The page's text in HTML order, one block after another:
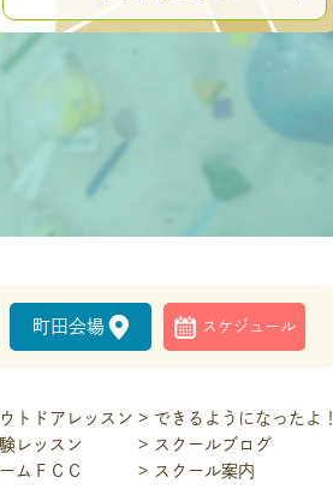
町田会場 スケジュール
トドアレッスン
レッスン
ムＦＣＣ
できるようになったよ！
スクールブログ
スクール案内